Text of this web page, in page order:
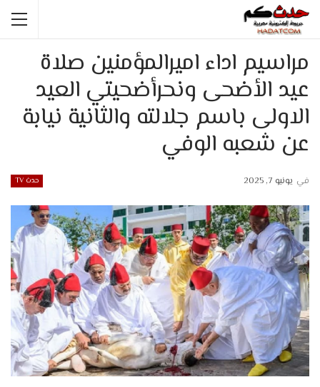
مراسيم اداء اميرالمؤمنين صلاة
عيد الأضحى ونحرأضحيتي العيد
الاولى باسم جلالته والثانية نيابة
عن شعبه الوفي
حدث TV في يونيو 7, 2025